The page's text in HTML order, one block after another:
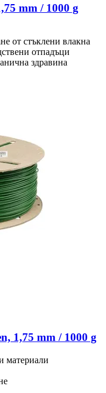
mm / 1000 g
от стъклени влакна
отпадъци
здравина
1,75 mm / 1000 g
материали